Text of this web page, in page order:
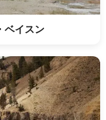
ベイスン